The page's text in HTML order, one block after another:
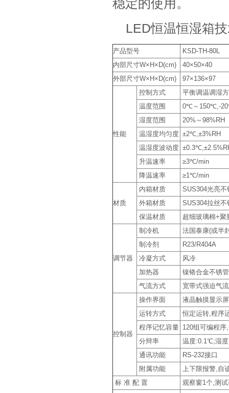
稳定的使用。
LED恒温恒湿箱
产品型号
KSD-TH-80L
内部尺寸W×H×D(cm)
40×50×40
外部尺寸W×H×D(cm)
97×136×97
性能
控制方式
平衡调温调湿
温度范围
0℃～150℃,-
湿度范围
20%～98%RH
温湿度均匀度 ±2℃,±3%RH
温湿度波动度
升温速率
≥3℃/min
降温速率
≥1℃/min
材质
内箱材质
SUS304光亮不
外箱材质
SUS304拉丝
保温材质
超细玻璃棉+聚
调节器
制冷机
法国泰康(或半
制冷剂
R23/R404A
冷凝方式
风冷
加热器
镍铬合金不锈
气流方式
宽带式强迫气
控制器
操作界面
液晶触摸显示
运转方式
恒定运转,程序
程序记忆容量 120组可编程序
分辩率
温度:0.1℃;湿
通讯功能
RS-232接口
附属功能
上下限报警,自
标 准 配 置
观察窗1个,测